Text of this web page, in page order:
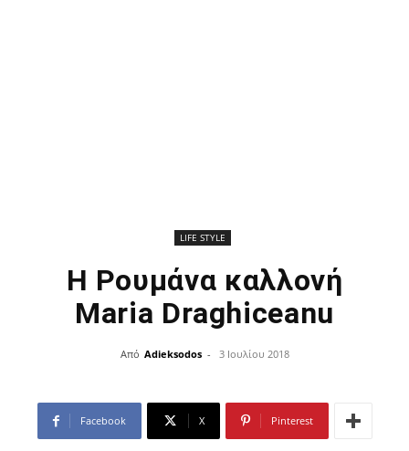
LIFE STYLE
Η Ρουμάνα καλλονή
Maria Draghiceanu
Από Adieksodos - 3 Ιουλίου 2018
Facebook X Pinterest